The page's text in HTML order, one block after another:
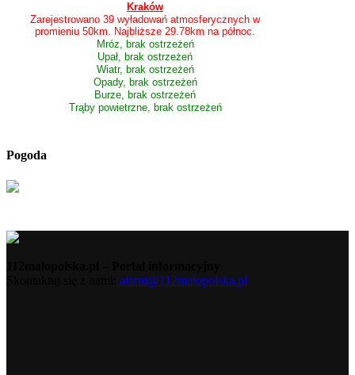
Kraków
Zarejestrowano 39 wyładowań atmosferycznych w
promieniu 50km. Najbliższe 29.78km na północ.
Mróz, brak ostrzeżeń
Upał, brak ostrzeżeń
Wiatr, brak ostrzeżeń
Opady, brak ostrzeżeń
Burze, brak ostrzeżeń
Trąby powietrzne, brak ostrzeżeń
Pogoda
alarm@112malopolska.pl